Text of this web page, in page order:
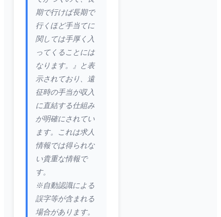
期で行けば長期で
行くほど手当てに
関しては手厚く入
ってくることには
なります。』と表
示されており、遠
征時の手当が収入
に直結する仕組み
が明確にされてい
ます。これは求人
情報では得られな
い貴重な情報で
す。
※自動認識による
誤字等が含まれる
場合があります。